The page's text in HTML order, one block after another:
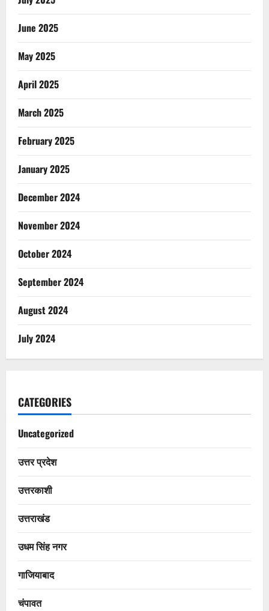
June 2025
May 2025
April 2025
March 2025
February 2025
January 2025
December 2024
November 2024
October 2024
September 2024
August 2024
July 2024
CATEGORIES
Uncategorized
उत्तर प्रदेश
उत्तरकाशी
उत्तराखंड
उधम सिंह नगर
गाजियाबाद
चंपावत